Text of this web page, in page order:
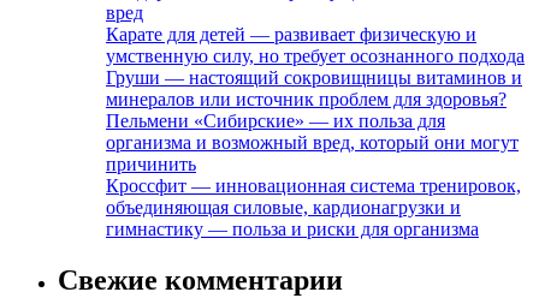
вред
Карате для детей — развивает физическую и
умственную силу, но требует осознанного подхода
Груши — настоящий сокровищницы витаминов и
минералов или источник проблем для здоровья?
Пельмени «Сибирские» — их польза для
организма и возможный вред, который они могут
причинить
Кроссфит — инновационная система тренировок,
объединяющая силовые, кардионагрузки и
гимнастику — польза и риски для организма
Свежие комментарии